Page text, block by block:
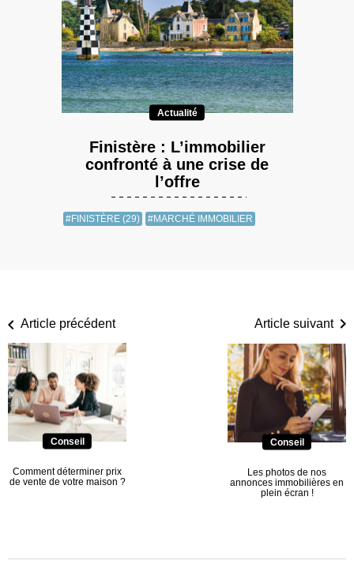
Actualité
Finistère : L’immobilier
confronté à une crise de
l’offre
#FINISTÈRE (29) #MARCHÉ IMMOBILIER
Article précédent
Conseil
Comment déterminer prix
de vente de votre maison ?
Article suivant
Conseil
Les photos de nos
annonces immobilières en
plein écran !